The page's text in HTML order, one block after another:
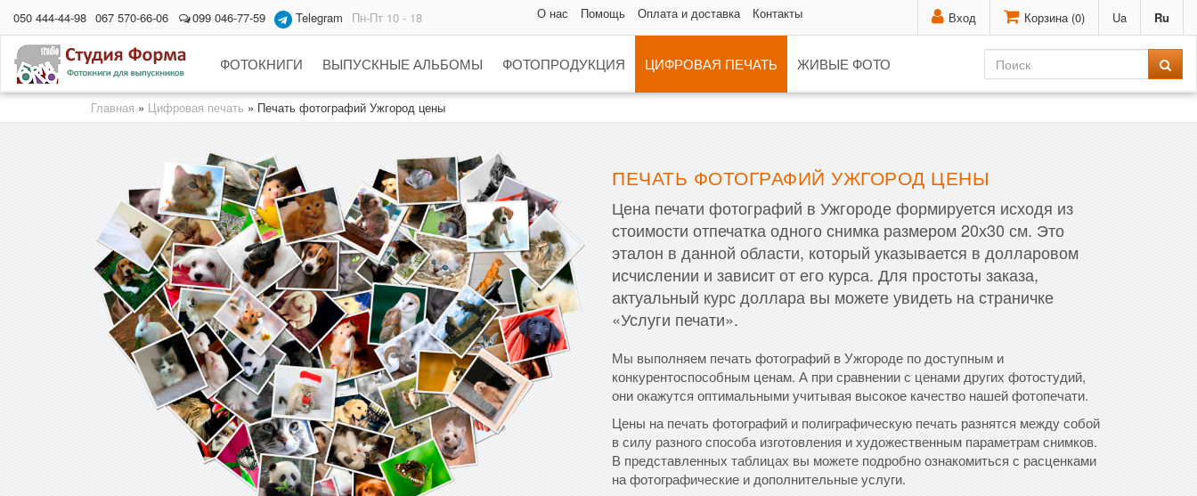
Вход Корзина (0) Ua Ru
050 444-44-98 067 570-66-06 099 046-77-59 Telegram Пн-Пт 10 - 18 О нас Помощь Оплата и доставка Контакты
ФОТОКНИГИ ВЫПУСКНЫЕ АЛЬБОМЫ ФОТОПРОДУКЦИЯ ЦИФРОВАЯ ПЕЧАТЬ ЖИВЫЕ ФОТО
Главная » Цифровая печать » Печать фотографий Ужгород цены
ПЕЧАТЬ ФОТОГРАФИЙ УЖГОРОД ЦЕНЫ
Цена печати фотографий в Ужгороде формируется исходя из
стоимости отпечатка одного снимка размером 20х30 см. Это
эталон в данной области, который указывается в долларовом
исчислении и зависит от его курса. Для простоты заказа,
актуальный курс доллара вы можете увидеть на страничке
«Услуги печати».
Мы выполняем печать фотографий в Ужгороде по доступным и
конкурентоспособным ценам. А при сравнении с ценами других фотостудий,
они окажутся оптимальными учитывая высокое качество нашей фотопечати.
Цены на печать фотографий и полиграфическую печать разнятся между собой
в силу разного способа изготовления и художественным параметрам снимков.
В представленных таблицах вы можете подробно ознакомиться с расценками
на фотографические и дополнительные услуги.